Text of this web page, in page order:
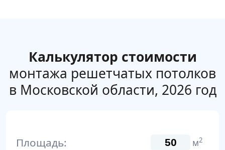
Калькулятор стоимости
монтажа решетчатых потолков
в Московской области, 2026 год
Площадь: м2